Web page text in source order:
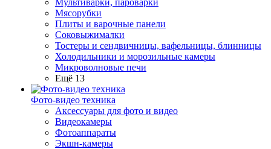
Мультиварки, пароварки
Мясорубки
Плиты и варочные панели
Соковыжималки
Тостеры и сендвичницы, вафельницы, блинницы
Холодильники и морозильные камеры
Микроволновые печи
Ещё 13
Фото-видео техника
Аксессуары для фото и видео
Видеокамеры
Фотоаппараты
Экшн-камеры